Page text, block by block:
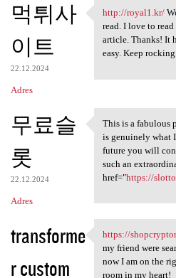
먹튀사
이트
22.12.2024
Adres
http://
http://royal1.kr/
read. I love to
article. Thanks! It
easy. Keep rocking
무료슬
롯
22.12.2024
Adres
This is a
This is a fabulous
is genuinely what
future you will
such an
href="https://
transforme
r custom
https://
https://
my friend were
now I am on the
room in my heart!